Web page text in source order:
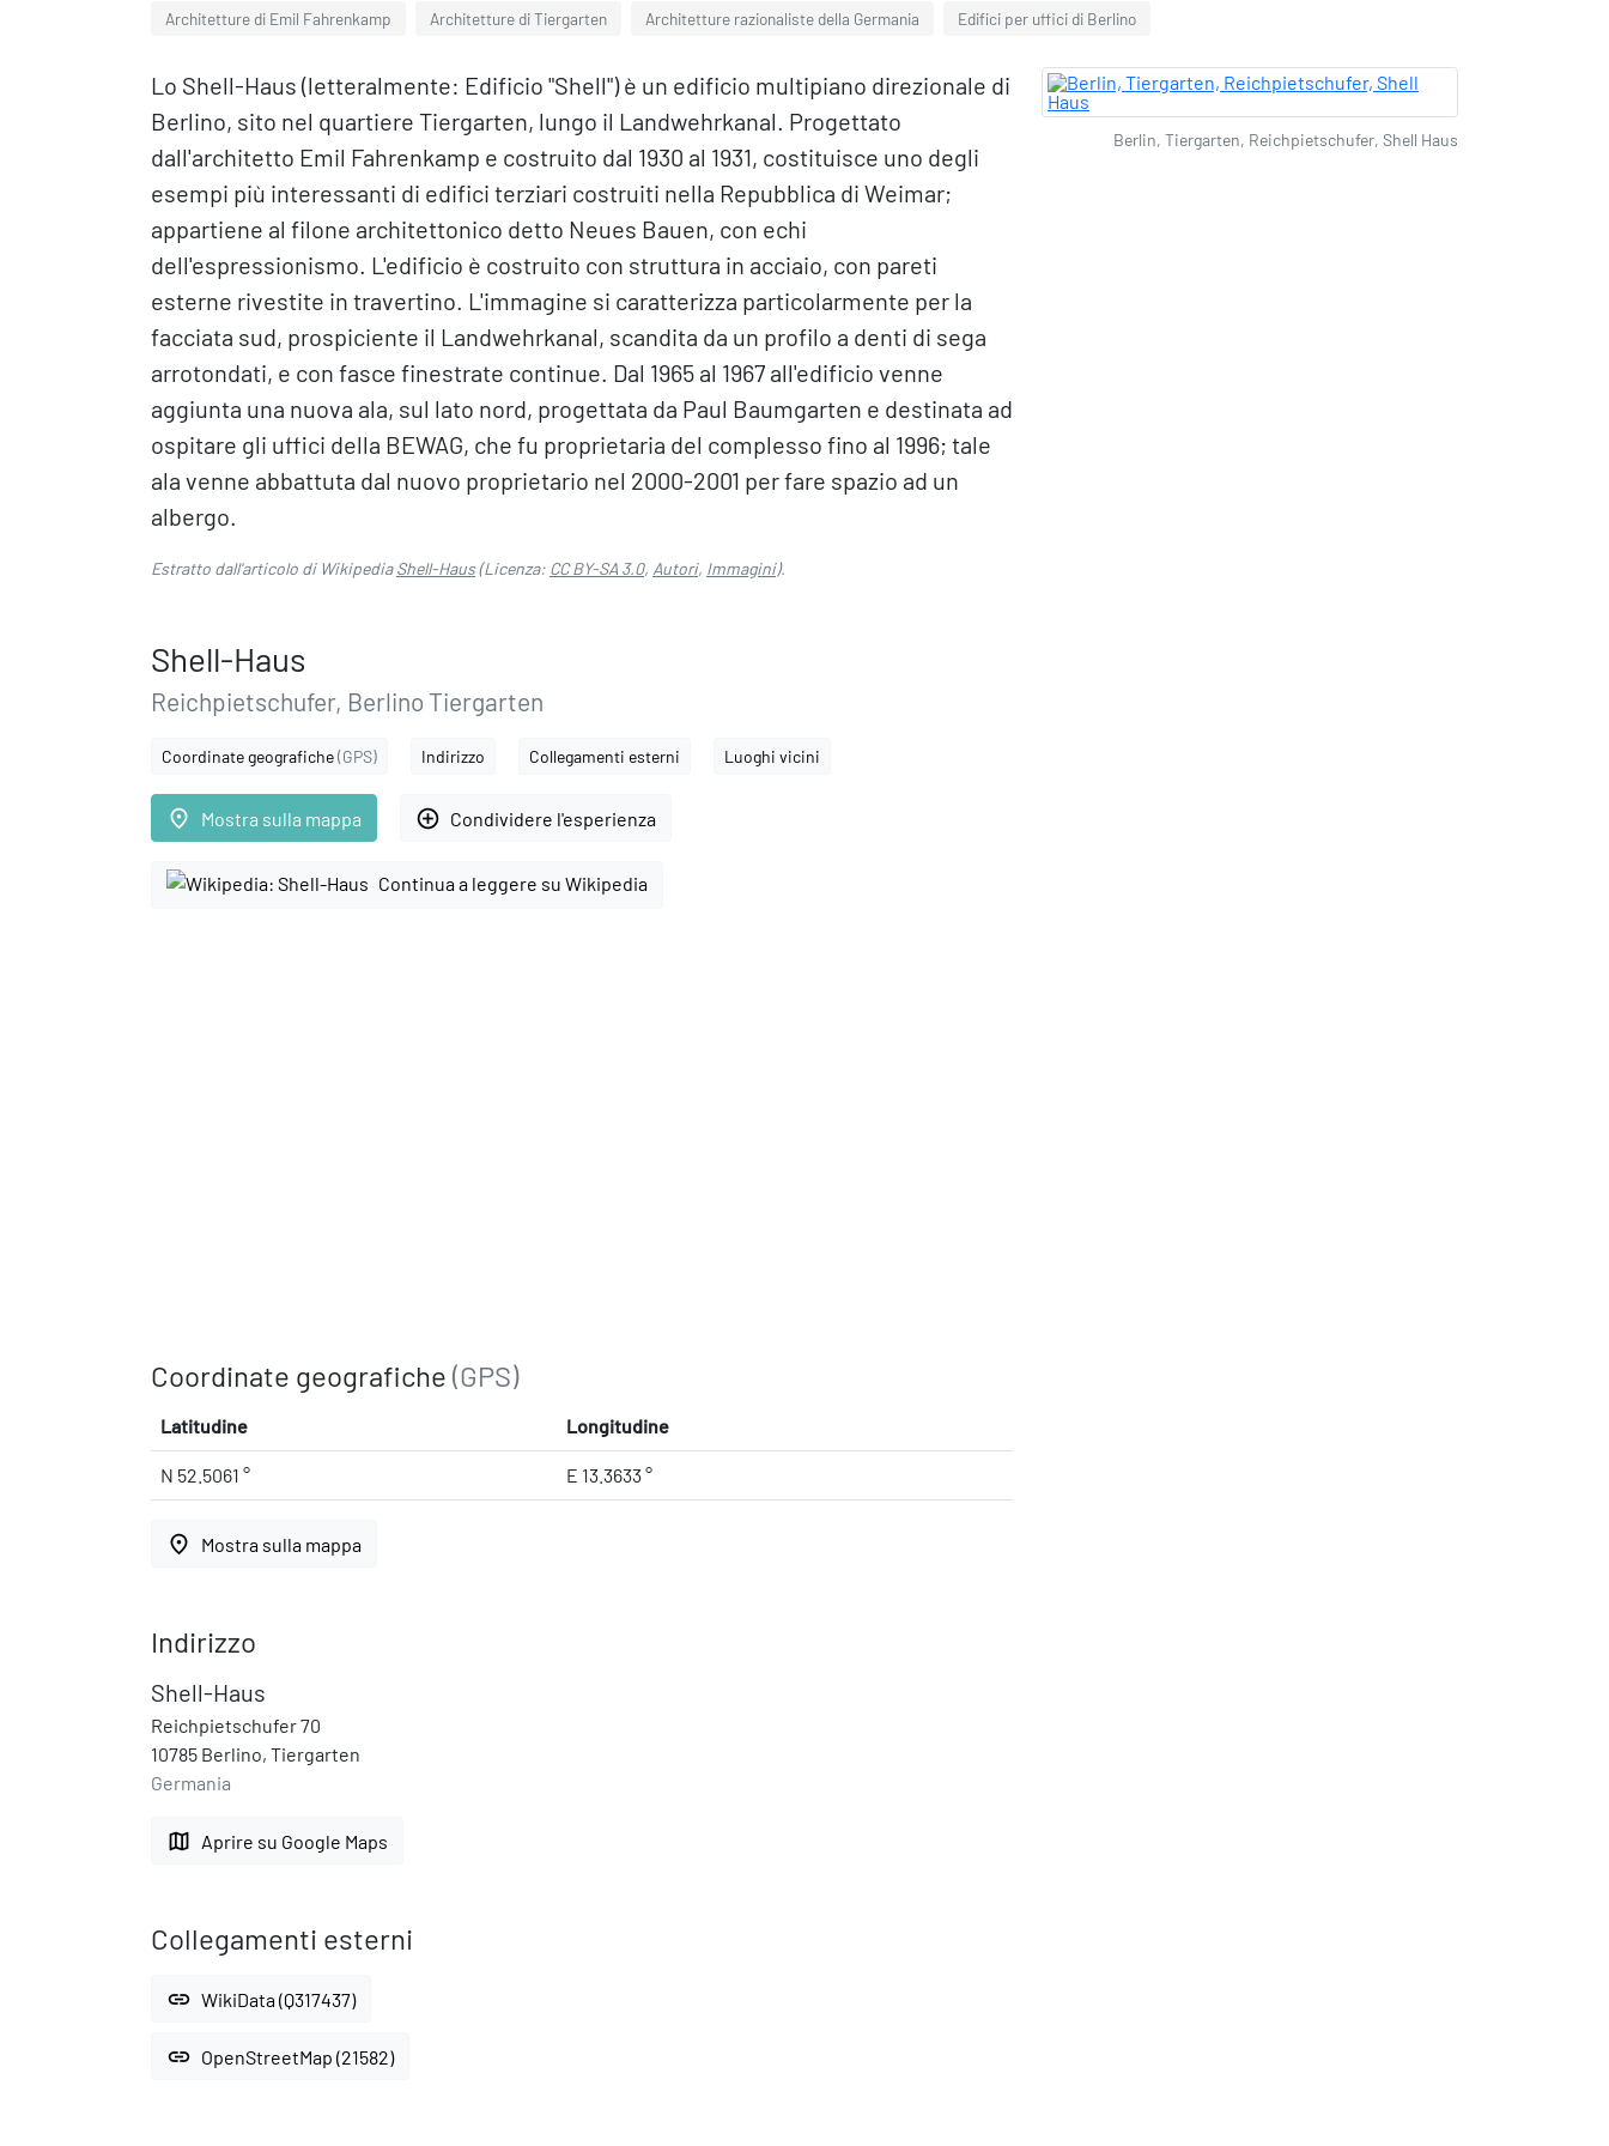
Architetture di Emil Fahrenkamp Architetture di Tiergarten Architetture razionaliste della Germania Edifici per uffici di Berlino
Lo Shell-Haus (letteralmente: Edificio "Shell") è un edificio multipiano direzionale di
Berlino, sito nel quartiere Tiergarten, lungo il Landwehrkanal. Progettato
dall'architetto Emil Fahrenkamp e costruito dal 1930 al 1931, costituisce uno degli
esempi più interessanti di edifici terziari costruiti nella Repubblica di Weimar;
appartiene al filone architettonico detto Neues Bauen, con echi
dell'espressionismo. L'edificio è costruito con struttura in acciaio, con pareti
esterne rivestite in travertino. L'immagine si caratterizza particolarmente per la
facciata sud, prospiciente il Landwehrkanal, scandita da un profilo a denti di sega
arrotondati, e con fasce finestrate continue. Dal 1965 al 1967 all'edificio venne
aggiunta una nuova ala, sul lato nord, progettata da Paul Baumgarten e destinata ad
ospitare gli uffici della BEWAG, che fu proprietaria del complesso fino al 1996; tale
ala venne abbattuta dal nuovo proprietario nel 2000-2001 per fare spazio ad un
albergo.
Estratto dall'articolo di WikipediaShell-Haus(Licenza: CC BY-SA 3.0, Autori, Immagini).
Shell-Haus
Reichpietschufer, Berlino Tiergarten
Coordinate geografiche(GPS) Indirizzo Collegamenti esterni Luoghi vicini
place Mostra sulla mappa add_circle_outline Condividere l'esperienza
Continua a leggere su Wikipedia
Coordinate geografiche (GPS)
Latitudine Longitudine
N 52.5061 ° E 13.3633 °
place Mostra sulla mappa
Indirizzo
Shell-Haus
Reichpietschufer 70
10785 Berlino, Tiergarten
Germania
map Aprire su Google Maps
Collegamenti esterni
link WikiData (Q317437)
link OpenStreetMap (21582)
Berlin, Tiergarten, Reichpietschufer, Shell Haus